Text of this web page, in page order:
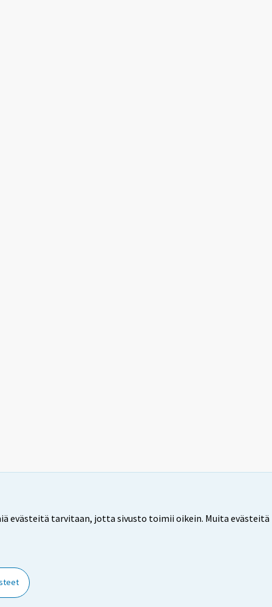
evästeitä tarvitaan, jotta sivusto toimii oikein. Muita evästeitä